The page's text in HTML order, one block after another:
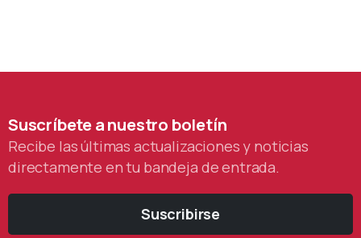
Suscríbeteanuestro boletín
Recibe las últimas actualizaciones y noticias
directamente en tu bandeja de entrada.
Suscribirse